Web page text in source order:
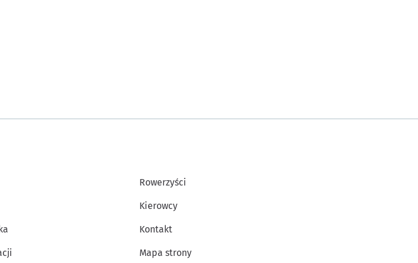
Rowerzyści
Kierowcy
Kontakt
Mapa strony